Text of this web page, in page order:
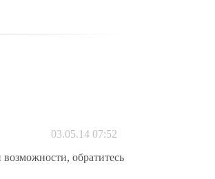
03.05.14 07:52